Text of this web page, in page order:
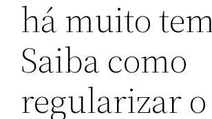
há muito
Saiba como
regularizar o